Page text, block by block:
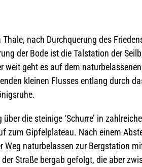
nach Durch­que­rung des
der Bode ist die Tal­sta­tion der
geht es auf dem
klei­nen Flus­ses ent­lang durch
die stei­nige ‘Schurre’ in
zum Gip­fel­pla­teau. Nach einem
Weg natur­be­las­sen zur Berg­sta­tion
Straße bergab gefolgt, die aber